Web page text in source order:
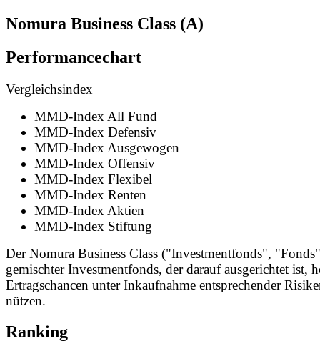
Nomura Business Class (A)
Performancechart
Vergleichsindex
MMD-Index All Fund
MMD-Index Defensiv
MMD-Index Ausgewogen
MMD-Index Offensiv
MMD-Index Flexibel
MMD-Index Renten
MMD-Index Aktien
MMD-Index Stiftung
Der Nomura Business Class ("Investmentfonds",
gemischter Investmentfonds, der darauf ausgerichtet ist,
Ertragschancen unter Inkaufnahme entsprechender
nützen.
Ranking